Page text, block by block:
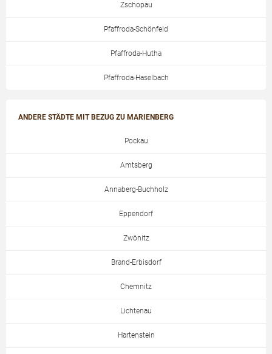
Zschopau
Pfaffroda-Schönfeld
Pfaffroda-Hutha
Pfaffroda-Haselbach
ANDERE STÄDTE MIT BEZUG ZU MARIENBERG
Pockau
Amtsberg
Annaberg-Buchholz
Eppendorf
Zwönitz
Brand-Erbisdorf
Chemnitz
Lichtenau
Hartenstein